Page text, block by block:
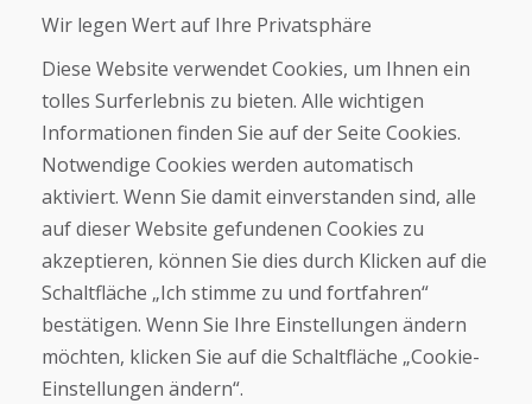
+421 919 282 306
info@domivosport.at
Über uns
Blog
Über uns
Geschäft
Kontakt
Kaufen
Geschäftsbedingungen
Transport
Zahlung
Wir legen Wert auf Ihre Privatsphäre
Diese Website verwendet Cookies, um Ihnen ein
tolles Surferlebnis zu bieten. Alle wichtigen
Informationen finden Sie auf der Seite Cookies.
Notwendige Cookies werden automatisch
aktiviert. Wenn Sie damit einverstanden sind, alle
auf dieser Website gefundenen Cookies zu
akzeptieren, können Sie dies durch Klicken auf die
Schaltfläche „Ich stimme zu und fortfahren“
bestätigen. Wenn Sie Ihre Einstellungen ändern
möchten, klicken Sie auf die Schaltfläche „Cookie-
Einstellungen ändern“.